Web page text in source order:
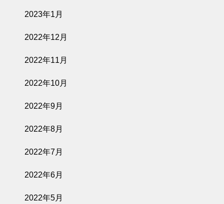
2023年1月
2022年12月
2022年11月
2022年10月
2022年9月
2022年8月
2022年7月
2022年6月
2022年5月